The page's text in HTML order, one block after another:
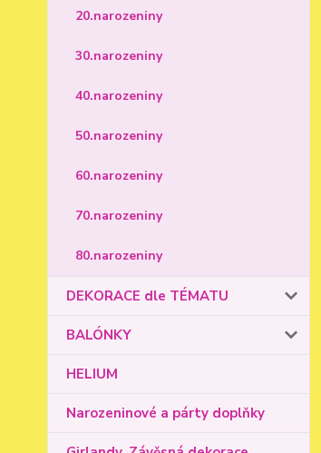
20.narozeniny
30.narozeniny
40.narozeniny
50.narozeniny
60.narozeniny
70.narozeniny
80.narozeniny
DEKORACE dle TÉMATU
BALÓNKY
HELIUM
Narozeninové a párty doplňky